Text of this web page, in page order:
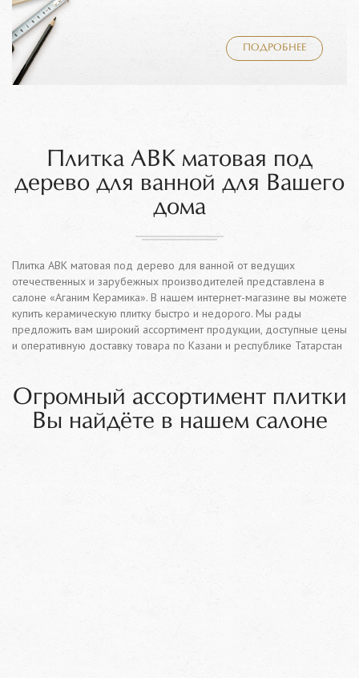
ПОДРОБНЕЕ
Плитка ABK матовая под
дерево для ванной для Вашего
дома
Плитка ABK матовая под дерево для ванной от ведущих
отечественных и зарубежных производителей представлена в
салоне «Аганим Керамика». В нашем интернет-магазине вы можете
купить керамическую плитку быстро и недорого. Мы рады
предложить вам широкий ассортимент продукции, доступные цены
и оперативную доставку товара по Казани и республике Татарстан
Огромный ассортимент плитки
Вы найдёте в нашем салоне